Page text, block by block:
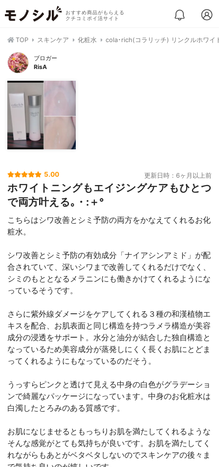
おすすめ商品がもらえる
クチコミポイ活サイト
TOP スキンケア 化粧水 cola･rich(コラリッチ) リンクルホワイ
ブロガー
RisA
5.00 更新日時：6ヶ月以上前
ホワイトニングもエイジングケアもひとつ
で両方叶える｡・:＋°
こちらはシワ改善とシミ予防の両方をかなえてくれるお化
粧水。
シワ改善とシミ予防の有効成分「ナイアシンアミド」が配
合されていて、深いシワまで改善してくれるだけでなく、
シミのもととなるメラニンにも働きかけてくれるようにな
っているそうです。
さらに紫外線ダメージをケアしてくれる３種の和漢植物エ
キスを配合、お肌表面と同じ構造を持つラメラ構造が美容
成分の浸透をサポート。水分と油分が結合した独自構造と
なっているため美容成分が蒸発しにくく長くお肌にとどま
ってくれるようにもなっているのだそう。
うっすらピンクと透けて見える中身の白色がグラデーショ
ンで綺麗なパッケージになっています。中身のお化粧水は
白濁したとろみのある質感です。
お肌になじませるともっちりお肌を満たしてくれるような
そんな感覚がとても気持ちが良いです。お肌を満たしてく
れながらもあとがベタベタしないのでスキンケアの後々ま